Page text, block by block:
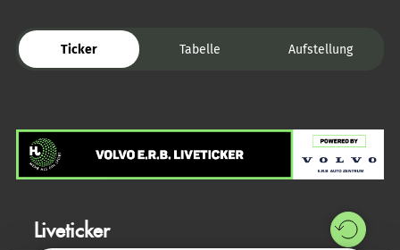
Ticker Tabelle Aufstellung
Liveticker